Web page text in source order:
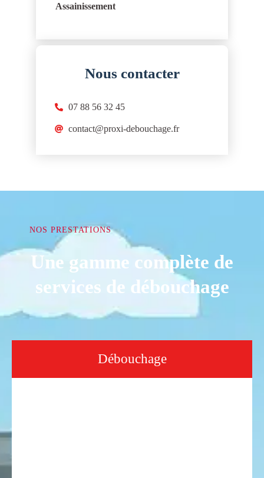
Assainissement
Nous contacter
07 88 56 32 45
contact@proxi-debouchage.fr
NOS PRESTATIONS
Une gamme complète de
services de débouchage
Débouchage